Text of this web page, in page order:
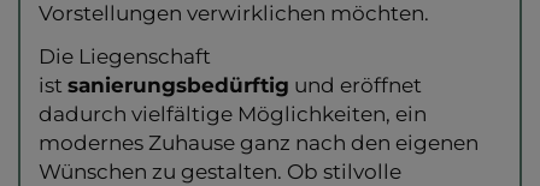
Vorstellungen verwirklichen möchten.
Die Liegenschaft
ist sanierungsbedürftig und eröffnet
dadurch vielfältige Möglichkeiten, ein
modernes Zuhause ganz nach den eigenen
Wünschen zu gestalten. Ob stilvolle